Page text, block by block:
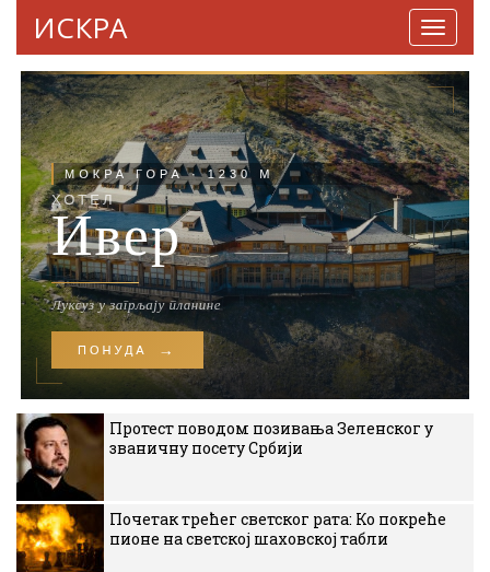
ИСКРА
Протест поводом позивања Зеленског у
званичну посету Србији
Почетак трећег светског рата: Ко покреће
пионе на светској шаховској табли